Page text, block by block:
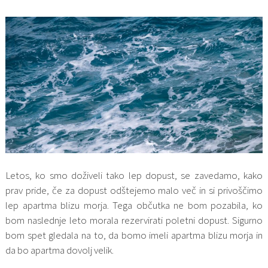
Letos, ko smo doživeli tako lep dopust, se zavedamo, kako
prav pride, če za dopust odštejemo malo več in si privoščimo
lep apartma blizu morja. Tega občutka ne bom pozabila, ko
bom naslednje leto morala rezervirati poletni dopust. Sigurno
bom spet gledala na to, da bomo imeli apartma blizu morja in
da bo apartma dovolj velik.